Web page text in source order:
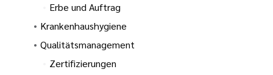
Erbe und Auftrag
Krankenhaushygiene
Qualitätsmanagement
Zertifizierungen